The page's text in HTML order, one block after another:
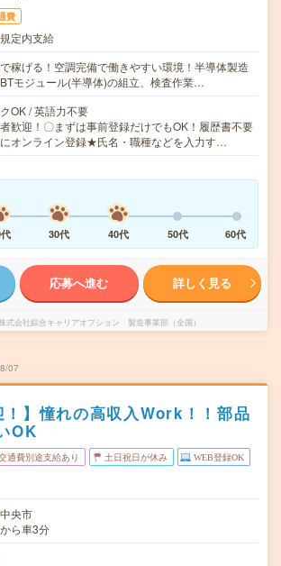
費
定内支給
稼げる！空調完備で働きやすい環境！半導体製造
モジュール(半導体)の組立、検査作業…
OK / 英語力不要
歓迎！〇まずは事前登録だけでもOK！履歴書不要
オンライン登録★氏名・職種などを入力す…
30代 40代 50代 60代
応募へ進む 詳しく見る
式会社綜合キャリアオプション 製造事業部（全国）
07
！】憧れの高収入Work！！部品
OK
通費別途支給あり 土日祝日が休み WEB登録OK
央市
ら車3分